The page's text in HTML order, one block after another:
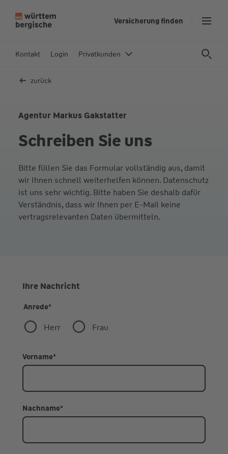
In
Versicherung finden
Kontakt Login Privatkunden
zurück
Agentur Markus Gakstatter
Schreiben Sie uns
Bitte füllen Sie das Formular vollständig aus, damit
wir Ihnen schnell weiterhelfen können. Datenschutz
ist uns sehr wichtig. Bitte haben Sie deshalb dafür
Verständnis, dass wir Ihnen per E-Mail keine
vertragsrelevanten Daten übermitteln.
Ihre Nachricht
Anrede*
Herr Frau
Vorname*
Nachname*